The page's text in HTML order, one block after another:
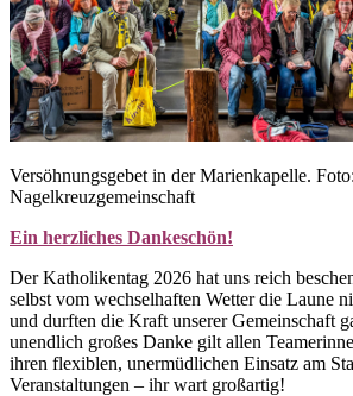
Versöhnungsgebet in der Marienkapelle. Foto:
Nagelkreuzgemeinschaft
Ein herzliches Dankeschön!
Der Katholikentag 2026 hat uns reich
selbst vom wechselhaften Wetter die Laune
und durften die Kraft unserer Gemeinschaft
unendlich großes Danke gilt allen
ihren flexiblen, unermüdlichen Einsatz am
Veranstaltungen – ihr wart großartig!